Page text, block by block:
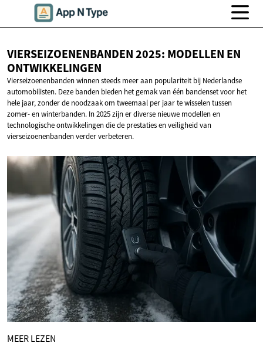
VIERSEIZOENENBANDEN 2025: MODELLEN EN
ONTWIKKELINGEN
Vierseizoenenbanden winnen steeds meer aan populariteit bij Nederlandse
automobilisten. Deze banden bieden het gemak van één bandenset voor het
hele jaar, zonder de noodzaak om tweemaal per jaar te wisselen tussen
zomer- en winterbanden. In 2025 zijn er diverse nieuwe modellen en
technologische ontwikkelingen die de prestaties en veiligheid van
vierseizoenenbanden verder verbeteren.
MEER LEZEN